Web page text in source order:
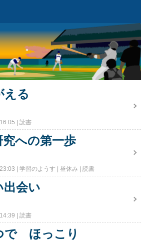
える
読書
究への第一歩
学習のようす 昼休み 読書
出会い
読書
で ほっこり